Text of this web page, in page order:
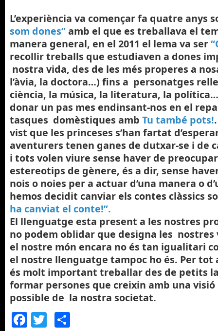
L’experiència va començar fa quatre anys
som dones”amb el que es treballava el
manera general, en el 2011 el lema va ser
recollir treballs que estudiaven a dones
nostra vida, des de les més properes a
l’àvia, la doctora…) fins a personatges
ciència, la música, la literatura, la
donar un pas mes endinsant-nos en el
tasques domèstiques amb Tu també pots!
vist que les princeses s’han fartat
aventurers tenen ganes de dutxar-se i de
i tots volen viure sense haver de
estereotips de gènere, és a dir, sense
nois o noies per a actuar d’una manera o
hemos decidit canviar els contes clàssics
ha canviat el conte!”.
El llenguatge esta present a les nostres
no podem oblidar que designa les nostres
el nostre món encara no és tan igualitari
el nostre llenguatge tampoc ho és. Per tot
és molt important treballar des de petits
formar persones que creixin amb una
possible de la nostra societat.
Facebook
Twitter